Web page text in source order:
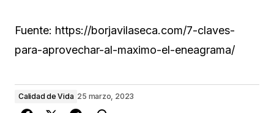
Fuente: https://borjavilaseca.com/7-claves-
para-aprovechar-al-maximo-el-eneagrama/
Calidad de Vida 25 marzo, 2023